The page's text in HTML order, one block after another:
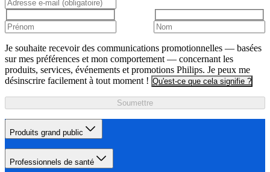
Je souhaite recevoir des communications promotionnelles — basées
sur mes préférences et mon comportement — concernant les
produits, services, événements et promotions Philips. Je peux me
désinscrire facilement à tout moment ! Qu'est-ce que cela signifie ?
Soumettre
Produits grand public
Professionnels de santé